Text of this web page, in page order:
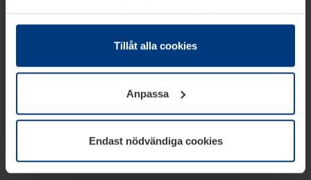
samlat in inom ramen för din användning av tjänsterna.
Juridiskt kan vi lagra kakor på din enhet, om de är
absolut nödvändiga för driften av den här webbplatsen.
godkännande kan du när som helst ändra eller återkalla i
informationen om kakor underDataskyddsförklaring
vår webbplats.
Tillåt alla cookies
Anpassa
Endast nödvändiga cookies